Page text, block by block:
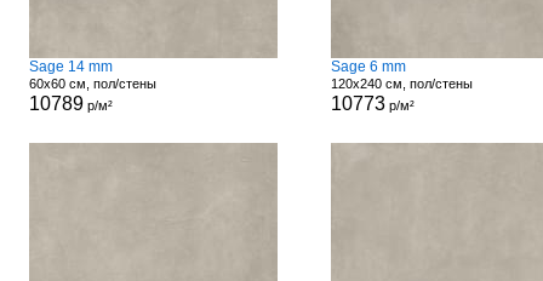
Sage 14 mm
60x60 см, пол/стены
10789р/м²
Sage 6 mm
120x240 см, пол/стены
10773р/м²